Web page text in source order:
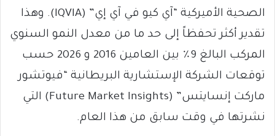
الصحية الأميركية “آي كيو في آي إي” (IQVIA). وهذا
تقدير أكثر تحفظاً إلى حد ما من معدل النمو السنوي
المركب البالغ 9٪ بين العامين 2016 و 2026 حسب
توقعات الشركة الإستشارية البريطانية “فيوتشور
ماركت إنسايتس” (Future Market Insights) التي
نشرتها في وقت سابق من هذا العام.